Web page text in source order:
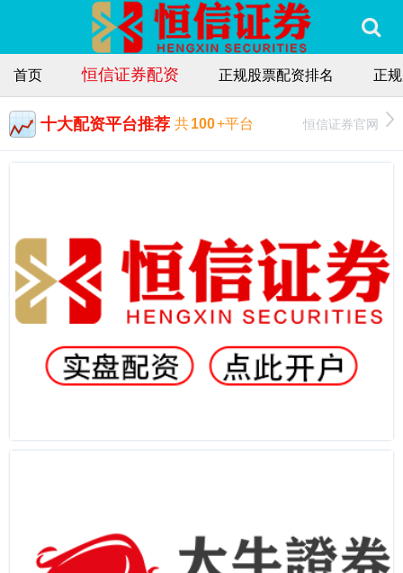
首页 恒信证券配资 正规股票配资排名 正
十大配资平台推荐 共100+平台 恒信证券官网